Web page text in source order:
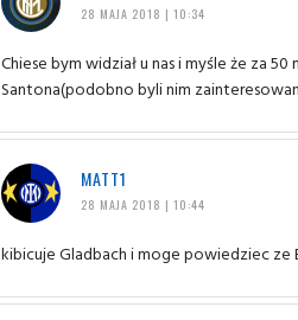
28 MAJA 2018 | 10:34
Chiese bym widział u nas i myśle że za
Santona(podobno byli nim
MATT1
28 MAJA 2018 | 10:44
kibicuje Gladbach i moge powiedziec ze